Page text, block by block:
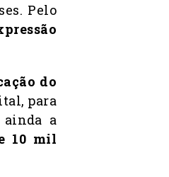
Pelo
do
para
ainda a
10 mil